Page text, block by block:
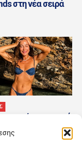
στη νέα σειρά
με μαγιό
παραλία μαζί με
της